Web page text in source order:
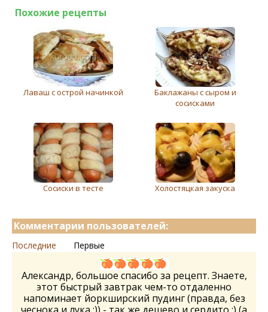
Похожие рецепты
Лаваш с острой начинкой
Баклажаны с сыром и
сосисками
Сосиски в тесте Холостяцкая закуска
Комментарии пользователей:
Последние Первые
Александр, большое спасибо за рецепт. Знаете,
этот быстрый завтрак чем-то отдаленно
напоминает йоркширский пудинг (правда, без